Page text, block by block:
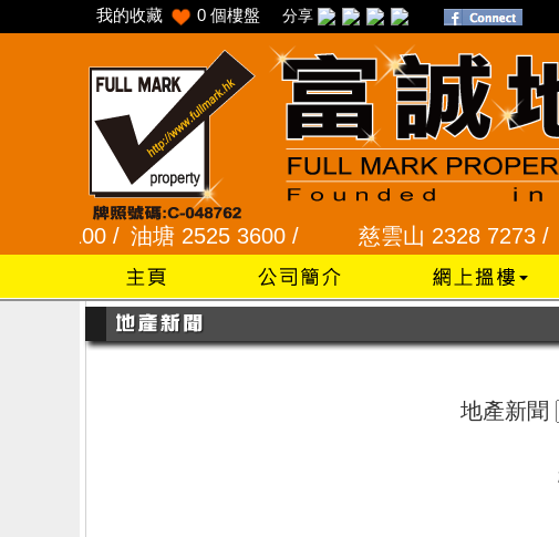
我的收藏 0 個樓盤 分享
6100 /油塘 2525 3600 / 慈雲山 2328 7273 /龍
地產新聞